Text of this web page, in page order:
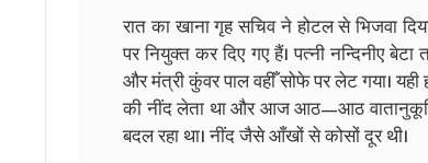
रात का खाना गृह सचिव ने होटल से भिजवा
पर नियुक्त कर दिए गए हैं। पत्नी नन्दिनीए
और मंत्री कुंवर पाल वहीँ सोफे पर लेट गया। यही
की नींद लेता था और आज आठ—आठ
बदल रहा था। नींद जैसे आँखों से कोसों दूर थी।